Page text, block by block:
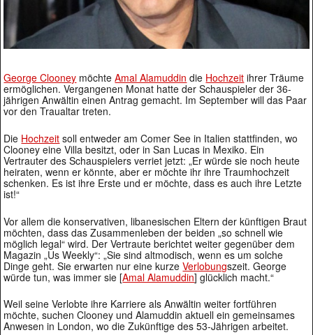
George Clooney möchteAmal Alamuddin die Hochzeit ihrer Träume
ermöglichen. Vergangenen Monat hatte der Schauspieler der 36-
jährigen Anwältin einen Antrag gemacht. Im September will das Paar
vor den Traualtar treten.
Die Hochzeit soll entweder am Comer See in Italien stattfinden, wo
Clooney eine Villa besitzt, oder in San Lucas in Mexiko. Ein
Vertrauter des Schauspielers verriet jetzt: „Er würde sie noch heute
heiraten, wenn er könnte, aber er möchte ihr ihre Traumhochzeit
schenken. Es ist ihre Erste und er möchte, dass es auch ihre Letzte
ist!“
Vor allem die konservativen, libanesischen Eltern der künftigen Braut
möchten, dass das Zusammenleben der beiden „so schnell wie
möglich legal“ wird. Der Vertraute berichtet weiter gegenüber dem
Magazin „Us Weekly“: „Sie sind altmodisch, wenn es um solche
Dinge geht. Sie erwarten nur eine kurzeVerlobungszeit. George
würde tun, was immer sie [Amal Alamuddin] glücklich macht.“
Weil seine Verlobte ihre Karriere als Anwältin weiter fortführen
möchte, suchen Clooney und Alamuddin aktuell ein gemeinsames
Anwesen in London, wo die Zukünftige des 53-Jährigen arbeitet.